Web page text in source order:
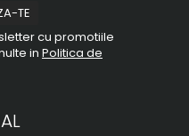
cu promotiile
in Politica de